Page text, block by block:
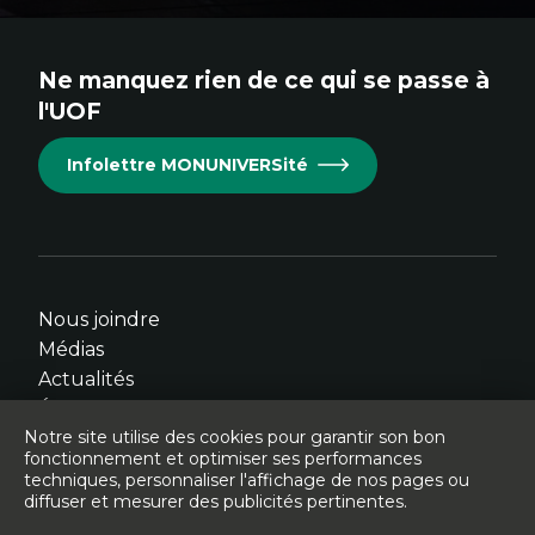
Cet
s'ouvrira
dans
fenêtre.
Cet
s'ouvrira
dans
fenêtre.
Cet
s'ouvrira
dans
fenêtre.
Cet
s'ouvrira
dans
fenêtre.
Cet
s'ouvrira
dans
fenêtre.
Ne manquez rien de ce qui se passe à
l'UOF
Infolettre MONUNIVERSité
Nous joindre
Médias
Actualités
© Université de l'Ontario français - 2026
Notre site utilise des cookies pour garantir son bon
fonctionnement et optimiser ses performances
techniques, personnaliser l'affichage de nos pages ou
diffuser et mesurer des publicités pertinentes.